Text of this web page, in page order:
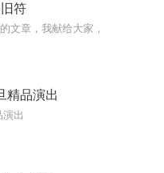
符
文章，我献给大家，
精品演出
演出